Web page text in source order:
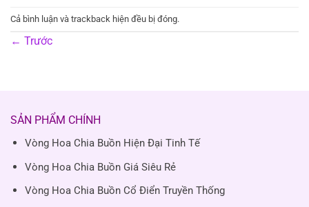
Cả bình luận và trackback hiện đều bị đóng.
← Trước
SẢN PHẨM CHÍNH
Vòng Hoa Chia Buồn Hiện Đại Tinh Tế
Vòng Hoa Chia Buồn Giá Siêu Rẻ
Vòng Hoa Chia Buồn Cổ Điển Truyền Thống